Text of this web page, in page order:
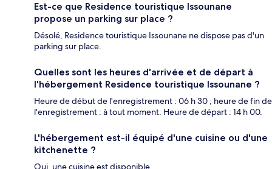
Est-ce que Residence touristique Issounane
propose un parking sur place ?
Désolé, Residence touristique Issounane ne dispose pas d'un
parking sur place.
Quelles sont les heures d'arrivée et de départ à
l'hébergement Residence touristique Issounane ?
Heure de début de l'enregistrement : 06 h 30 ; heure de fin de
l'enregistrement : à tout moment. Heure de départ : 14 h 00.
L'hébergement est-il équipé d'une cuisine ou d'une
kitchenette ?
Oui, une cuisine est disponible.